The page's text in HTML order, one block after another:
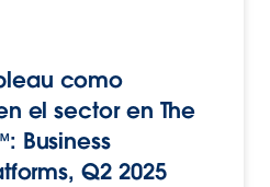
como
el sector en The
Business
Q2 2025